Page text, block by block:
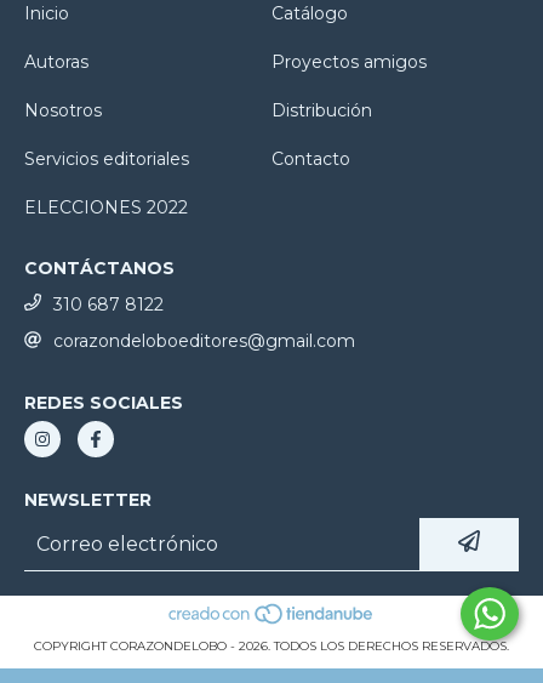
Inicio
Catálogo
Autoras Proyectos amigos
Nosotros Distribución
Servicios editoriales Contacto
ELECCIONES 2022
CONTÁCTANOS
310 687 8122
corazondeloboeditores@gmail.com
REDES SOCIALES
NEWSLETTER
COPYRIGHT CORAZONDELOBO - 2026. TODOS LOS DERECHOS RESERVADOS.